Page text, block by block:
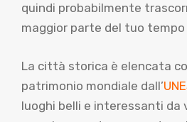
quindi probabilmente
maggior parte del tuo tempo
La città storica è elencata
patrimonio mondiale dall’
luoghi belli e interessanti da